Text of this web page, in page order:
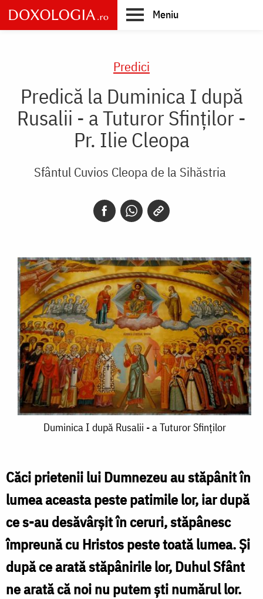
Skip
to
main
Meniu
Predici
Predică la Duminica I după
Rusalii - a Tuturor Sfinţilor -
Pr. Ilie Cleopa
Sfântul Cuvios Cleopa de la Sihăstria
Duminica
Rusalii
-
a
Tuturor
Sfinţilor
Duminica I după Rusalii - a Tuturor Sfinţilor
Căci prietenii lui Dumnezeu au stăpânit în
lumea aceasta peste patimile lor, iar după
ce s-au desăvârşit în ceruri, stăpânesc
împreună cu Hristos peste toată lumea. Şi
după ce arată stăpânirile lor, Duhul Sfânt
ne arată că noi nu putem şti numărul lor.